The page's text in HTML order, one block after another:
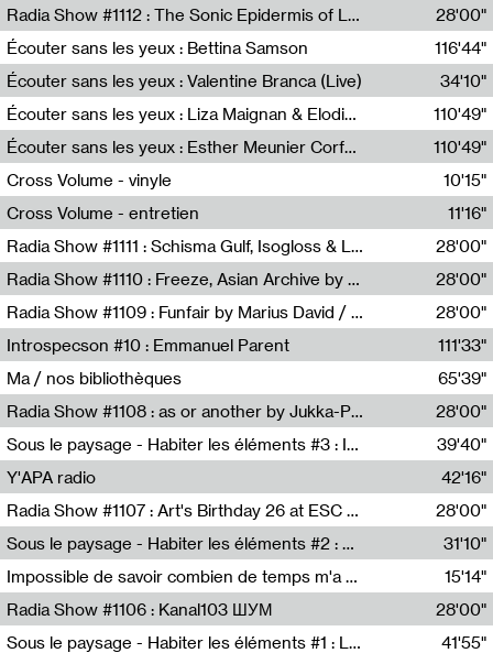
Feriel Boushaki
Radia Show #1112 : The Sonic Epidermis of Lake Léman by Paul Courlet / Guest Slot
28'00"
Écouter sans les yeux : Bettina Samson
Bettina Samson
116'44"
Écouter sans les yeux : Valentine Branca (Live)
Valentine Branca
34'10"
Écouter sans les yeux : Liza Maignan & Elodie Lecat
Liza Maignan,Elodie Lecat
110'49"
Écouter sans les yeux : Esther Meunier Corfdyr
Esther Meunier Corfdyr
110'49"
Cross Volume - vinyle
10'15"
Cross Volume - entretien
11'16"
Radia Show #1111 : Schisma Gulf, Isogloss & Lament For The Old Clock By Harvey Young / Resonance
Resonance
28'00"
Radia Show #1110 : Freeze, Asian Archive by Avita Maheen / Radio Worm
Radio WORM
28'00"
Radia Show #1109 : Funfair by Marius David / JET FM
Jet FM
28'00"
Introspecson #10 : Emmanuel Parent
Pierre Henry,Emmanuel Parent
111'33"
Ma / nos bibliothèques
Sarah Tritz,Elene Lapiashivili,Justin Marconnet,Mateo Cuche,Esther Lechevalier,Suzie Lecroart,Romance Castelet
65'39"
Radia Show #1108 : as or another by Jukka-Pekka Kervinen / Rádio Zero
Radio Zero
28'00"
Sous le paysage - Habiter les éléments #3 : Interprétations, rituels et symboliques des éléments
Nastassja Martin
39'40"
Y'APA radio
Pierrick Mouton
42'16"
Radia Show #1107 : Art's Birthday 26 at ESC - Medien Kunst Labor
Radio Helsinki
28'00"
Sous le paysage - Habiter les éléments #2 : Vers le tournant élémentaire
Nastassja Martin
31'10"
Impossible de savoir combien de temps m'a échappé
Mélanie Blaison,Mateo Cuin
15'14"
Radia Show #1106 : Kanal103 ШУМ
Kanal103
28'00"
Sous le paysage - Habiter les éléments #1 : Les éléments et les débordements du vivant
41'55"